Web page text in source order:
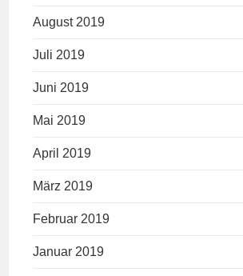
August 2019
Juli 2019
Juni 2019
Mai 2019
April 2019
März 2019
Februar 2019
Januar 2019